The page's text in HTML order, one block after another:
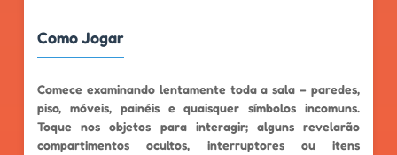
Como Jogar
Comece examinando lentamente toda a sala – paredes,
piso, móveis, painéis e quaisquer símbolos incomuns.
Toque nos objetos para interagir; alguns revelarão
compartimentos ocultos, interruptores ou itens